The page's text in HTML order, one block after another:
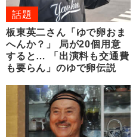
話題
板東英二さん「ゆで卵おま
へんか？」 局が20個用意
すると… 「出演料も交通費
も要らん」のゆで卵伝説